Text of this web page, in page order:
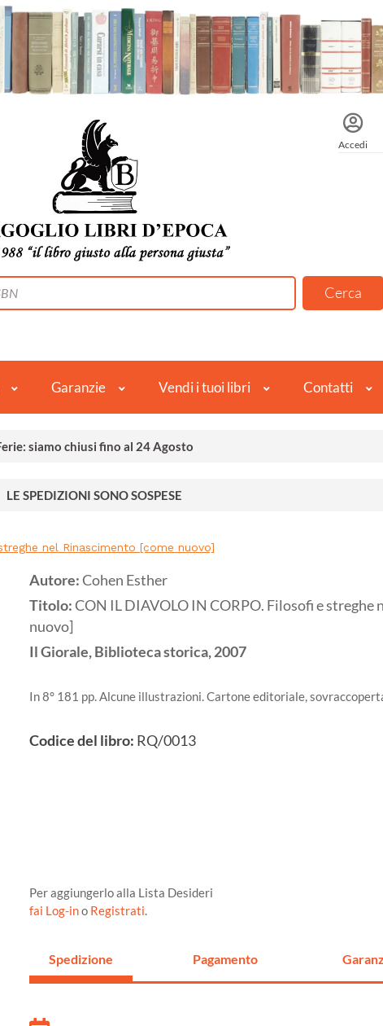
Accedi
Garanzie Vendi i tuoi libri Contatti
siamo chiusi fino al 24 Agosto
LE SPEDIZIONI SONO SOSPESE
nel Rinascimento [come nuovo]
Autore:Cohen Esther
Titolo:CON IL DIAVOLO IN CORPO. Filosofi e streghe
nuovo]
Il Giorale, Biblioteca storica,2007
In 8° 181 pp. Alcune illustrazioni. Cartone editoriale,
Codice del libro: RQ/0013
Per aggiungerlo alla Lista Desideri
fai Log-ino Registrati.
Spedizione Pagamento